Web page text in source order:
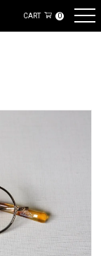
CART 0